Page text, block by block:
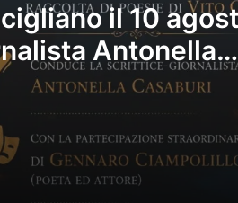
il 10
Antonella
presenta la
del poeta Vito